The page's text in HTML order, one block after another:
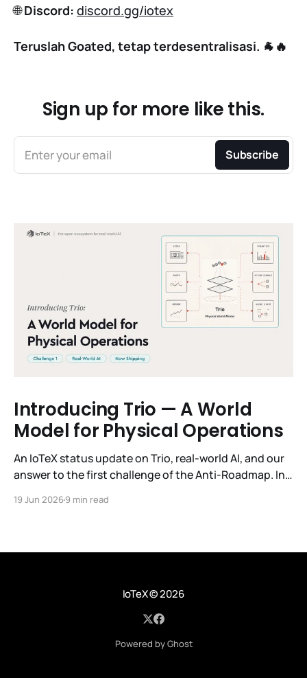
🌐Discord: discord.gg/iotex
Teruslah Goated, tetap terdesentralisasi. 🐐🔥
Sign up for more like this.
Enter your email Subscribe
Introducing Trio — A World
Model for Physical Operations
An IoTeX status update on Trio, real-world AI, and our
answer to the first challenge of the Anti-Roadmap. In
three challenges instead of a timeline. Challenge 1 was
19 Jun 20269 min read
IoTeX© 2026
Powered by Ghost